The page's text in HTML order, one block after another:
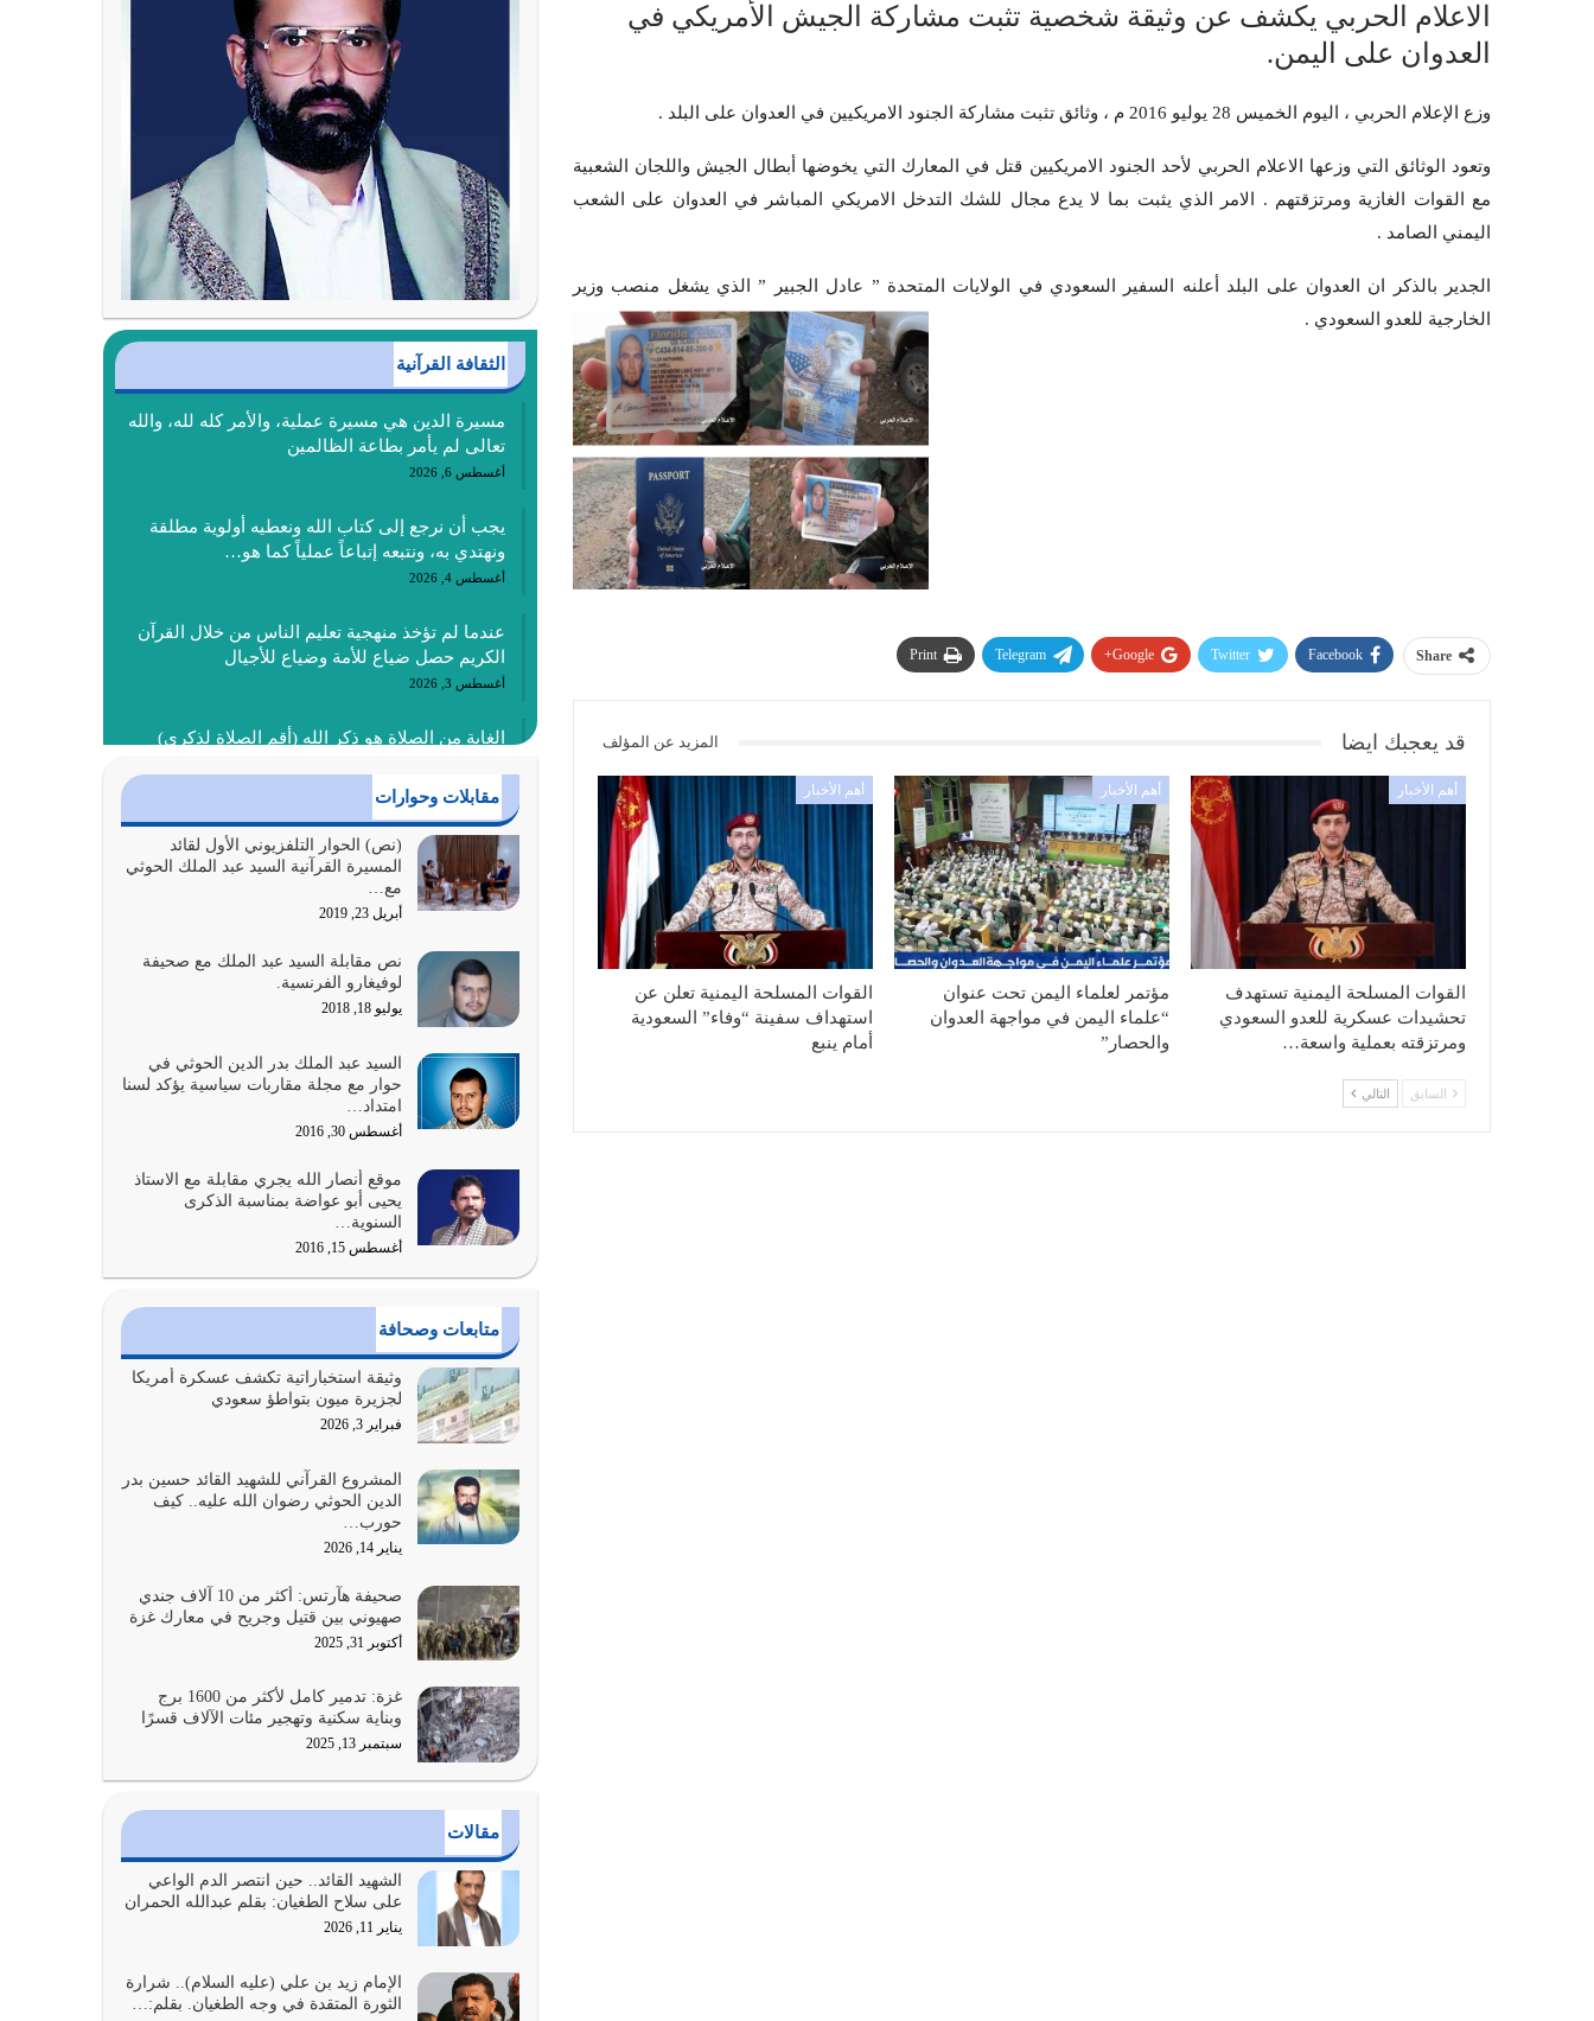
الاعلام الحربي يكشف عن وثيقة شخصية تثبت مشاركة الجيش الأمريكي في
العدوان على اليمن.
وزع الإعلام الحربي ، اليوم الخميس 28 يوليو 2016 م ، وثائق تثبت مشاركة الجنود الامريكيين في العدوان على البلد .
وتعود الوثائق التي وزعها الاعلام الحربي لأحد الجنود الامريكيين قتل في المعارك التي يخوضها أبطال الجيش واللجان الشعبية
مع القوات الغازية ومرتزقتهم . الامر الذي يثبت بما لا يدع مجال للشك التدخل الامريكي المباشر في العدوان على الشعب
اليمني الصامد .
الجدير بالذكر ان العدوان على البلد أعلنه السفير السعودي في الولايات المتحدة ” عادل الجبير ” الذي يشغل منصب وزير
الخارجية للعدو السعودي .
Share
Facebook
Twitter
Google+
Telegram
Print
قد يعجبك ايضا المزيد عن المؤلف
أهم الأخبار
القوات المسلحة اليمنية تستهدف
تحشيدات عسكرية للعدو السعودي
ومرتزقته بعملية واسعة…
أهم الأخبار
مؤتمر لعلماء اليمن تحت عنوان
“علماء اليمن في مواجهة العدوان
والحصار”
أهم الأخبار
القوات المسلحة اليمنية تعلن عن
استهداف سفينة “وفاء” السعودية
أمام ينبع
السابق التالي
الثقافة القرآنية
مسيرة الدين هي مسيرة عملية، والأمر كله لله، والله
تعالى لم يأمر بطاعة الظالمين
أغسطس 6, 2026
يجب أن نرجع إلى كتاب الله ونعطيه أولوية مطلقة
ونهتدي به، ونتبعه إتباعاً عملياً كما هو…
أغسطس 4, 2026
عندما لم تؤخذ منهجية تعليم الناس من خلال القرآن
الكريم حصل ضياع للأمة وضياع للأجيال
أغسطس 3, 2026
الغاية من الصلاة هو ذكر الله (أقم الصلاة لذكري)
أغسطس 2, 2026
السبب الرئيسي لشقاء الأمة الابتعاد عن كتاب الله
والتعدي لحدود الله بالإضافات للدين
أغسطس 1, 2026
أبرز أسباب الشقاء هو الإعراض عن ذكر الله وعن هدى
الله المتمثل في القرآن الكريم
يوليو 31, 2026
أولياء الشيطان كلما كانوا أكثر ولاءً وطاعة للشيطان
كلما كانوا أكثر ضعفاً
يوليو 30, 2026
والرزق والاستبشار والنجاة والخلود في…
يوليو 29, 2026
هل نحن من الصالحين؟ قيِّم نفسك هنا اترك القرآن
على أصله وأعرض نفسك، وأعرض ما لديك على…
يوليو 27, 2026
عندما يكون عدوك هو عدو الله معناه أن تكون نقاط
الضعف فيه كثيرة وسينصرك الله عليه إذا…
يوليو 26, 2026
أراد الله لهذه الأمة ان تكون خير امة أخرجت للناس
بالنهوض بالأمر بالمعروف والنهي عن…
يوليو 25, 2026
الدين الذي شرعه الله لا يجوز أن يخضع لآرائنا وأهوائنا
واجتهاداتنا لأننا سنختلف ونتفرق
يوليو 24, 2026
يجب أن نعود جميعاً الى القرآن وعندنا أخطاء جميعاً
لنعتصم بحبل الله جميعاً وليس كل…
يوليو 22, 2026
المُلك كله لله تعالى يؤتيه من يشاء وينزعه ممن يشاء
مقابلات وحوارات
(نص) الحوار التلفزيوني الأول لقائد
المسيرة القرآنية السيد عبد الملك الحوثي
مع…
أبريل 23, 2019
نص مقابلة السيد عبد الملك مع صحيفة
لوفيغارو الفرنسية.
يوليو 18, 2018
السيد عبد الملك بدر الدين الحوثي في
حوار مع مجلة مقاربات سياسية يؤكد لسنا
امتداد…
أغسطس 30, 2016
موقع أنصار الله يجري مقابلة مع الاستاذ
يحيى أبو عواضة بمناسبة الذكرى
السنوية…
أغسطس 15, 2016
متابعات وصحافة
وثيقة استخباراتية تكشف عسكرة أمريكا
لجزيرة ميون بتواطؤ سعودي
فبراير 3, 2026
المشروع القرآني للشهيد القائد حسين بدر
الدين الحوثي رضوان الله عليه.. كيف
حورب…
يناير 14, 2026
صحيفة هآرتس: أكثر من 10 آلاف جندي
صهيوني بين قتيل وجريح في معارك غزة
أكتوبر 31, 2025
غزة: تدمير كامل لأكثر من 1600 برج
وبناية سكنية وتهجير مئات الآلاف قسرًا
سبتمبر 13, 2025
مقالات
الشهيد القائد.. حين انتصر الدم الواعي
على سلاح الطغيان: بقلم عبدالله الحمران
يناير 11, 2026
الإمام زيد بن علي (عليه السلام).. شرارة
الثورة المتقدة في وجه الطغيان. بقلم:…